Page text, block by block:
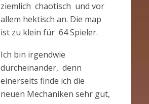
ziemlich chaotisch und vor
allem hektisch an. Die map
ist zu klein für 64 Spieler.
Ich bin irgendwie
durcheinander, denn
einerseits finde ich die
neuen Mechaniken sehr gut,